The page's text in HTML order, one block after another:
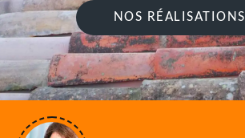
NOS RÉALISATIONS